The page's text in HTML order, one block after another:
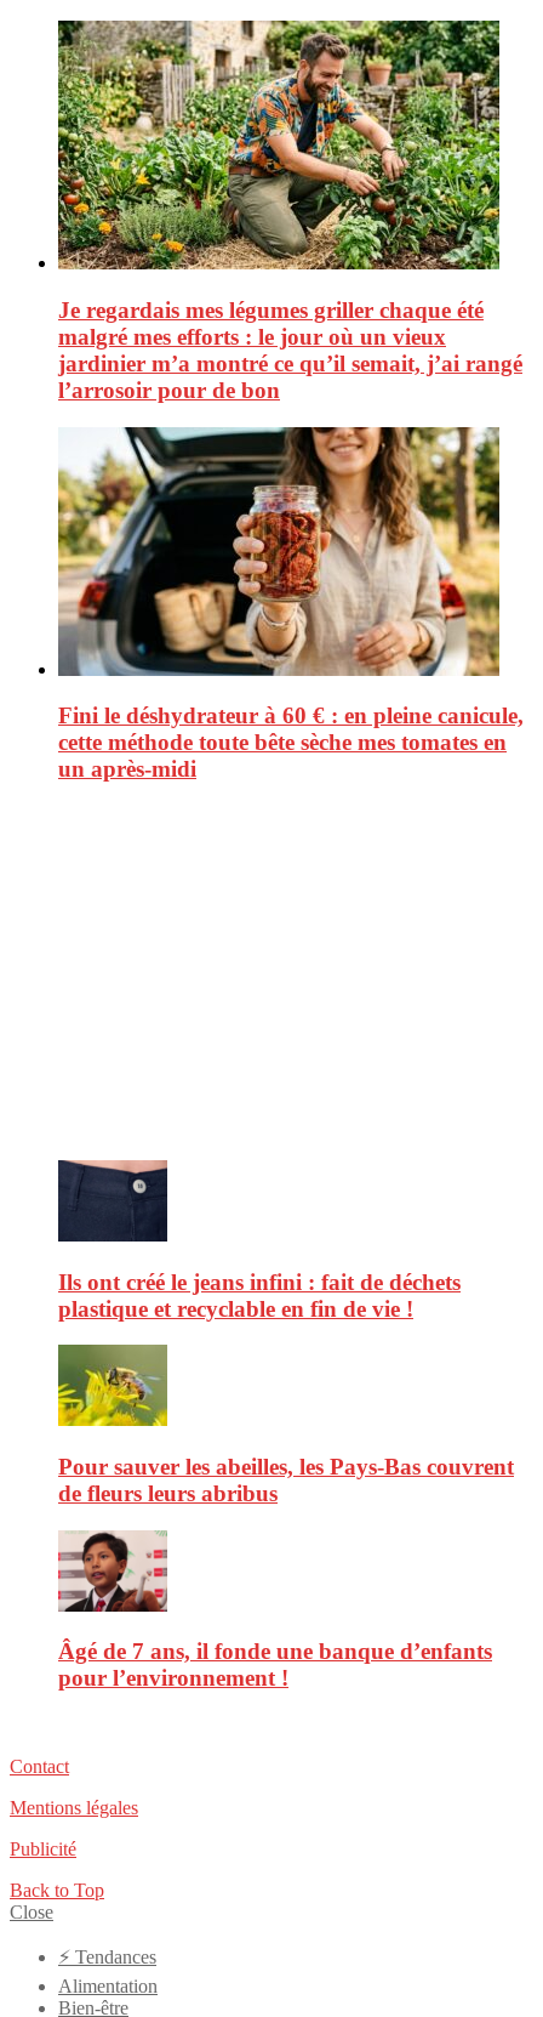
Je regardais mes légumes griller chaque été
malgré mes efforts : le jour où un vieux
jardinier m’a montré ce qu’il semait, j’ai rangé
l’arrosoir pour de bon
Fini le déshydrateur à 60 € : en pleine canicule,
cette méthode toute bête sèche mes tomates en
un après-midi
Ils ont créé le jeans infini : fait de déchets
plastique et recyclable en fin de vie !
Pour sauver les abeilles, les Pays-Bas couvrent
de fleurs leurs abribus
Âgé de 7 ans, il fonde une banque d’enfants
pour l’environnement !
Contact
Mentions légales
Publicité
Back to Top
Close
⚡️ Tendances
Alimentation
Bien-être